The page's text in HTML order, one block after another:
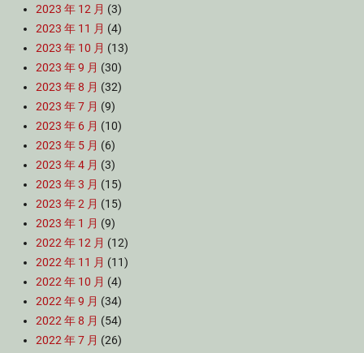
2023 年 12 月 (3)
2023 年 11 月 (4)
2023 年 10 月 (13)
2023 年 9 月 (30)
2023 年 8 月 (32)
2023 年 7 月 (9)
2023 年 6 月 (10)
2023 年 5 月 (6)
2023 年 4 月 (3)
2023 年 3 月 (15)
2023 年 2 月 (15)
2023 年 1 月 (9)
2022 年 12 月 (12)
2022 年 11 月 (11)
2022 年 10 月 (4)
2022 年 9 月 (34)
2022 年 8 月 (54)
2022 年 7 月 (26)